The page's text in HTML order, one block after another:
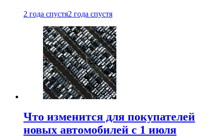
2 года спустя2 года спустя
Что изменится для покупателей
новых автомобилей с 1 июля